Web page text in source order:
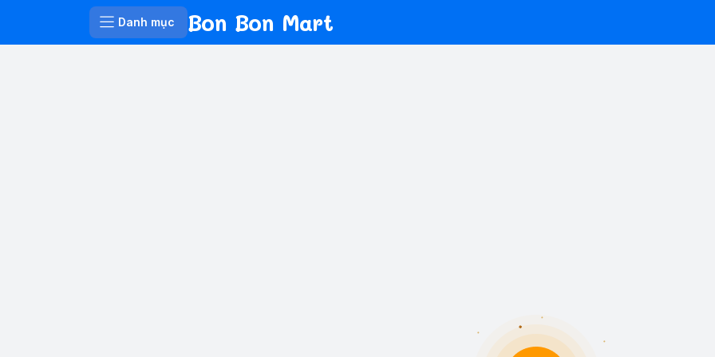
Danh mục Bon Bon Mart